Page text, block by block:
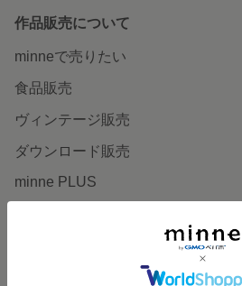
作品販売について
minneで売りたい
食品販売
ヴィンテージ販売
ダウンロード販売
minne PLUS
販売支援企画・イベント